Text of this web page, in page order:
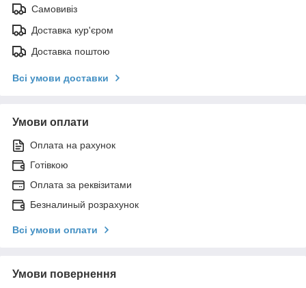
Самовивіз
Доставка кур'єром
Доставка поштою
Всі умови доставки
Умови оплати
Оплата на рахунок
Готівкою
Оплата за реквізитами
Безналиный розрахунок
Всі умови оплати
Умови повернення